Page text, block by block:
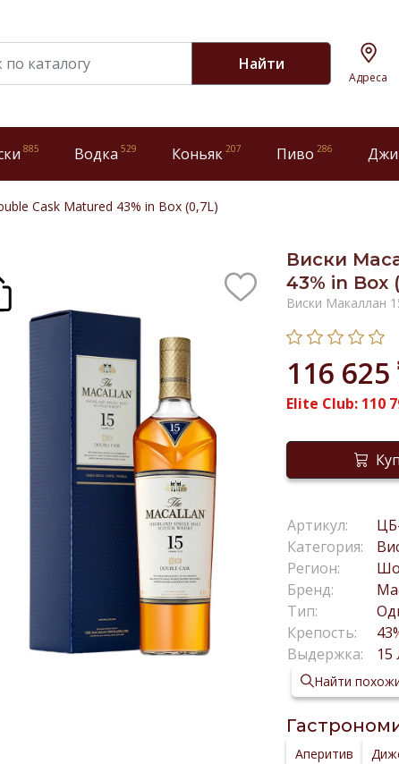
Найти
Адреса
885 Водка 529 Коньяк 207 Пиво 286
Cask Matured 43% in Box (0,7L)
Виски
43% in Box
Виски Макаллан
116 625
Elite Club: 110
Артикул:
Категория:
Регион:
Бренд:
Тип:
Крепость:
Выдержка:
15
Найти
Аперитив